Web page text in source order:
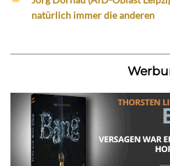
natürlich immer die anderen